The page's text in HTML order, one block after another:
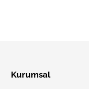
Kurumsal